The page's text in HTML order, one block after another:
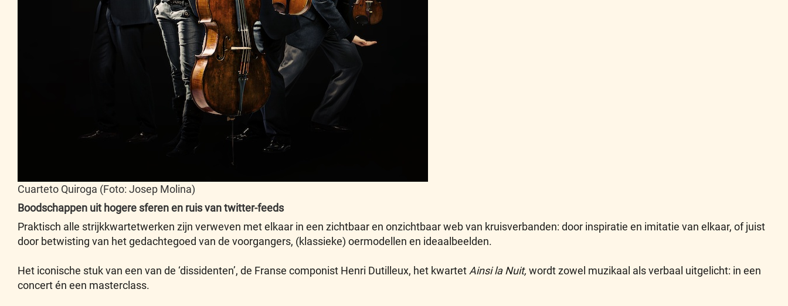
Cuarteto Quiroga (Foto: Josep Molina)
Boodschappen uit hogere sferen en ruis van twitter-feeds
Praktisch alle strijkkwartetwerken zijn verweven met elkaar in een zichtbaar en onzichtbaar web van kruisverbanden: door inspiratie en imitatie van elkaar, of juist
door betwisting van het gedachtegoed van de voorgangers, (klassieke) oermodellen en ideaalbeelden.
Het iconische stuk van een van de ‘dissidenten’, de Franse componist Henri Dutilleux, het kwartet Ainsi la Nuit, wordt zowel muzikaal als verbaal uitgelicht: in een
concert én een masterclass.